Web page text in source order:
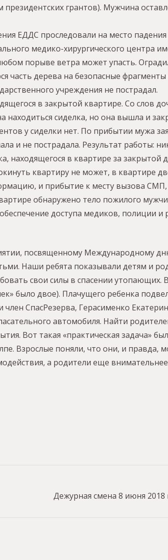
грантов). Мужчина
ЕДДС проследовали на место
медико-хирургического центра
порыве ветра может упасть.
часть дерева на безопасные
учреждения не пострадал.
в закрытой квартире. Со слов
сиделка, но она вышла и
у сиделки нет. По прибытии мужа
и не пострадала. Результат работы:
находящегося в квартире за
квартиру не может, в квартире
и прибытие к месту вызова СМП,
обнаружено тело пожилого
доступа медиков, полиции и
посвященному Международному
Наши ребята показывали детям и
свои силы в спасении утопающих.
было двое). Плачущего ребенка
СпасРезерва, Герасименко
автомобиля. Найти
Вот такая «практическая задача»
Взрослые поняли, что они, и правда,
а родители еще
Дежурная смена 8 июня